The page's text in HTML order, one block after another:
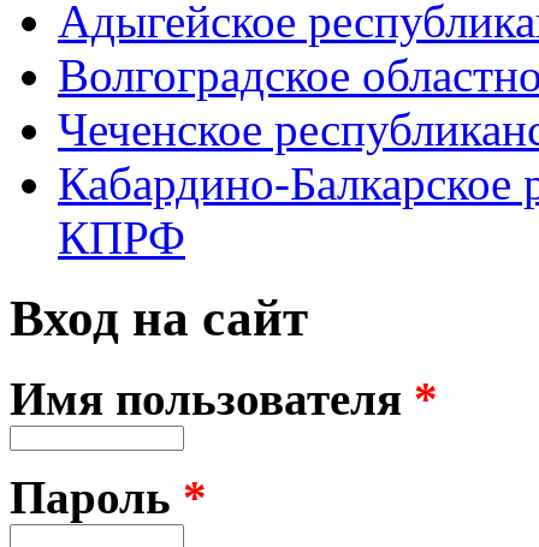
Адыгейское
Волгоградское
Чеченское
Кабардино-Балкарское
КПРФ
Вход на сайт
Имя пользователя *
Пароль *